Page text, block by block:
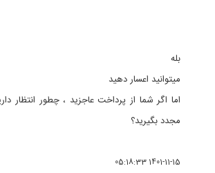
بله
میتوانید اعسار دهید
اما اگر شما از پرداخت عاجزید ، چطور انتظار
مجدد بگیرید؟
1401-11-15 05:18:33